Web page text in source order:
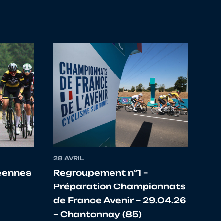
4322314 - VC PAYS DE LOUDEAC
4322233 - VTT COTES D'ARMOR HILLION
4322265 - VC DE L'EVRON COETMIEUX
4322284 - TEAM BIKERS 22
4322233 - VTT COTES D'ARMOR HILLION
4322351 - ECOLE VTT DU LIE
28 AVRIL
Regroupement n°1 –
Préparation Championnats
de France Avenir – 29.04.26
– Chantonnay (85)